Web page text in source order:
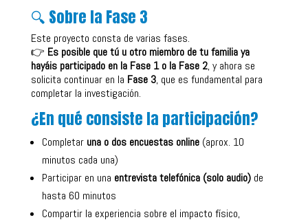
🔍 Sobre la Fase 3
Este proyecto consta de varias fases.
👉 Es posible que tú u otro miembro de tu familia ya
hayáis participado en la Fase 1 o la Fase 2, y ahora se
solicita continuar en la Fase 3, que es fundamental para
completar la investigación.
¿En qué consiste la participación?
Completar una o dos encuestas online(aprox. 10
minutos cada una)
Participar en una entrevista telefónica (solo audio)de
hasta 60 minutos
Compartir la experiencia sobre el impacto físico,